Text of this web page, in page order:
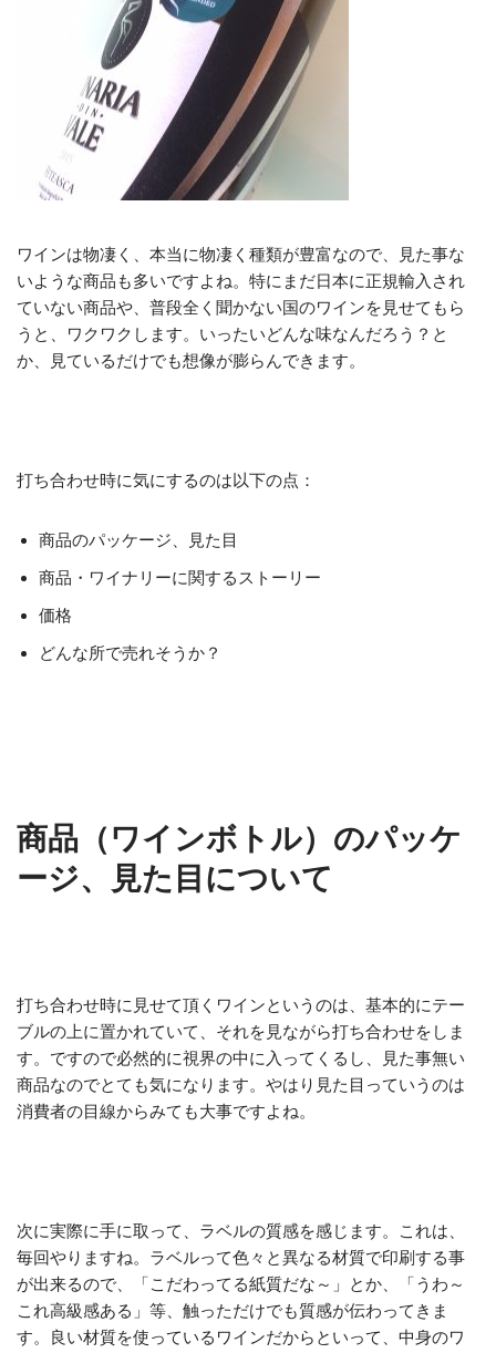
ワインは物凄く、本当に物凄く種類が豊富なので、見た事な
いような商品も多いですよね。特にまだ日本に正規輸入され
ていない商品や、普段全く聞かない国のワインを見せてもら
うと、ワクワクします。いったいどんな味なんだろう？と
か、見ているだけでも想像が膨らんできます。
打ち合わせ時に気にするのは以下の点：
商品のパッケージ、見た目
商品・ワイナリーに関するストーリー
価格
どんな所で売れそうか？
商品（ワインボトル）のパッケ
ージ、見た目について
打ち合わせ時に見せて頂くワインというのは、基本的にテー
ブルの上に置かれていて、それを見ながら打ち合わせをしま
す。ですので必然的に視界の中に入ってくるし、見た事無い
商品なのでとても気になります。やはり見た目っていうのは
消費者の目線からみても大事ですよね。
次に実際に手に取って、ラベルの質感を感じます。これは、
毎回やりますね。ラベルって色々と異なる材質で印刷する事
が出来るので、「こだわってる紙質だな～」とか、「うわ～
これ高級感ある」等、触っただけでも質感が伝わってきま
す。良い材質を使っているワインだからといって、中身のワ